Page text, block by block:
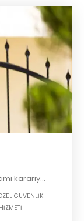
kararıy...
GÜVENLIK